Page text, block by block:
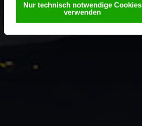
Nur technisch notwendige Cookies
verwenden